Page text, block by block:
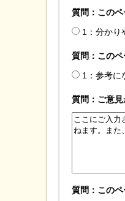
質問：この
1：分かり
質問：この
1：参考に
質問：ご意見
質問：この